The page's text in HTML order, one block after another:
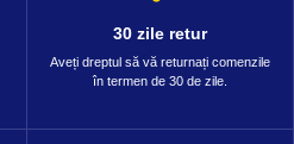
30 zile retur
Aveți dreptul să vă returnați comenzile
în termen de 30 de zile.